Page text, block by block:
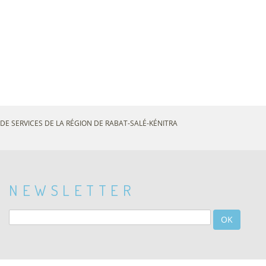
SERVICES DE LA RÉGION DE RABAT-SALÉ-KÉNITRA
NEWSLETTER
OK